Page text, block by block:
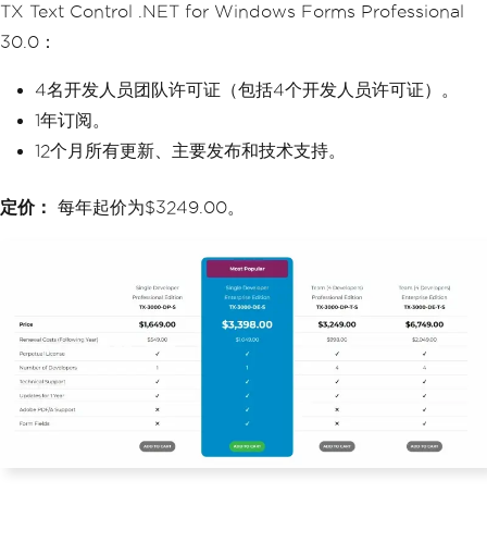
TX Text Control .NET for Windows Forms Professional
30.0：
4名开发人员团队许可证（包括4个开发人员许可证）。
1年订阅。
12个月所有更新、主要发布和技术支持。
定价： 每年起价为$3249.00。